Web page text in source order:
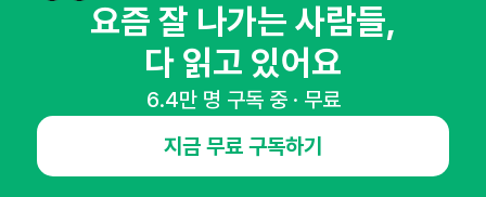
오픈애즈란
요즘 잘 나가는 사람들,
다 읽고 있어요
6.4만 명 구독 중 · 무료
지금 무료 구독하기